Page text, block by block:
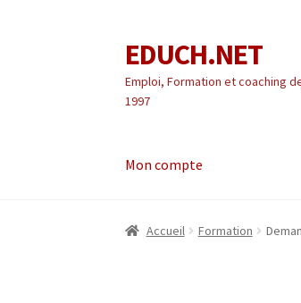
Aller
à
la
Aller
au
contenu
EDUCH.NET
Emploi, Formation et coaching
1997
Mon compte
Accueil Formation